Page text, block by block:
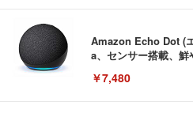
Amazon Echo Dot (
a、センサー搭載、
￥7,480